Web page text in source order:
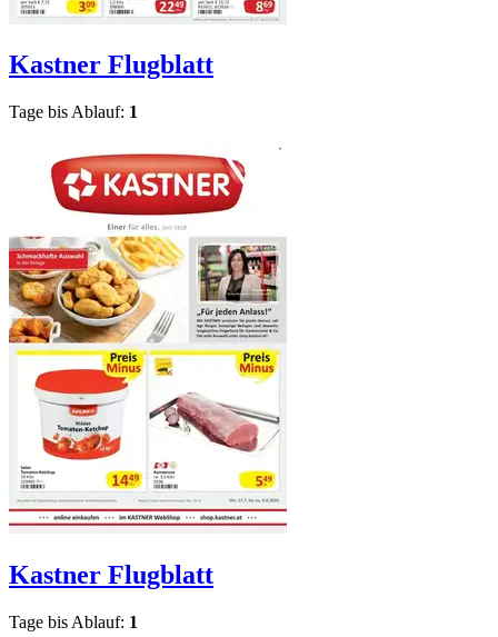
Kastner Flugblatt
Tage bis Ablauf: 1
Kastner Flugblatt
Tage bis Ablauf: 1